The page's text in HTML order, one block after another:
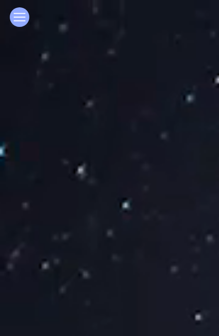
Panneau de gestion des cookies